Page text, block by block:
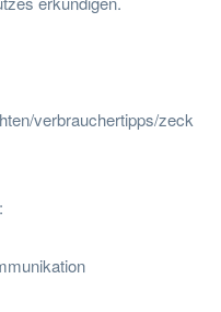
verbrauchertipps/zeck